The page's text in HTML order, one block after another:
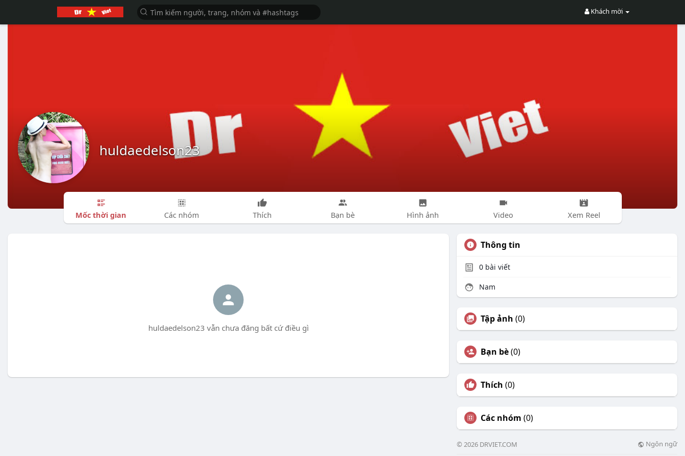
Khách mời
huldaedelson23
Mốc thời gian Các nhóm Thích Bạn bè Hình ảnh Video Xem Reel
huldaedelson23 vẫn chưa đăng bất cứ điều gì
Thông tin
0 bài viết
Nam
Tập ảnh (0)
Bạn bè(0)
Thích (0)
Các nhóm (0)
© 2026 DRVIET.COM Ngôn ngữ